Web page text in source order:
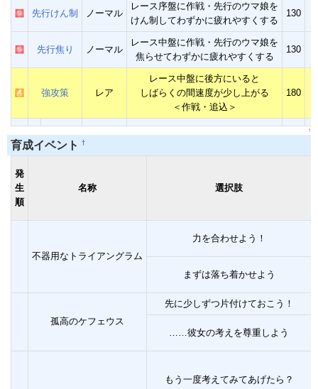
先行けん制 ノーマル
レース序盤に作戦・先行のウマ娘を
けん制してわずかに疲れやすくする
130
先行焦り ノーマル
レース中盤に作戦・先行のウマ娘を
焦らせてわずかに疲れやすくする
130
強攻策 レア
レース中盤に後方にいると
しばらくの間速度が少し上がる
＜作戦・追込＞
180
↑
育成イベント †
発
生
順
名称 選択肢
不器用なトライアングラム
力を合わせよう！
まずは落ち着かせよう
孤高のケフェウス
先に少しずつ片付けておこう！
……彼女の考えを尊重しよう
もう一度考えてみてあげたら？